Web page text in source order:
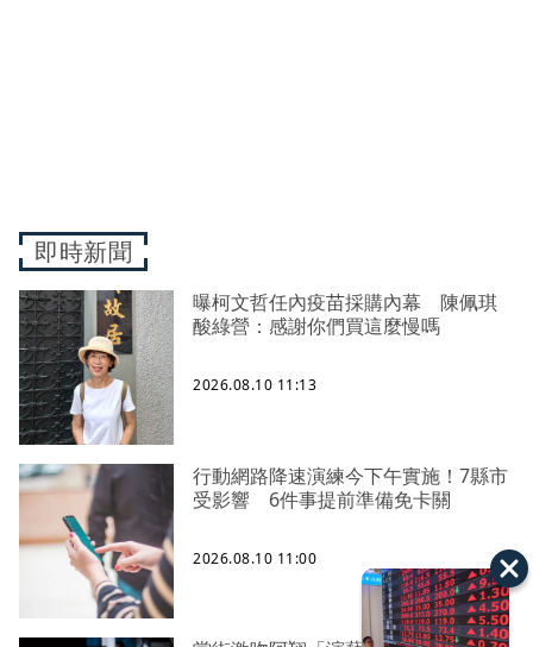
即時新聞
曝柯文哲任內疫苗採購內幕 陳佩琪
酸綠營：感謝你們買這麼慢嗎
2026.08.10 11:13
行動網路降速演練今下午實施！7縣市
受影響 6件事提前準備免卡關
2026.08.10 11:00